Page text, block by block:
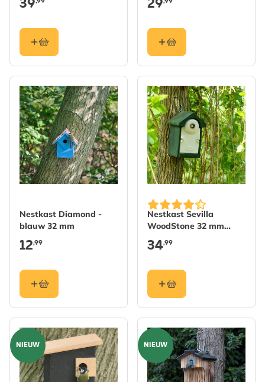
Nestkast Diamond -
blauw 32 mm
12,99
Nestkast Sevilla
WoodStone 32 mm
Groen
34,99
NIEUW NIEUW